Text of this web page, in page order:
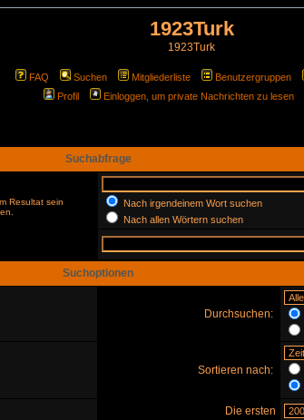
1923Turk
1923Turk
FAQ Suchen Mitgliederliste Benutzergruppen
Profil
Einloggen, um private Nachrichten zu lesen
Suchabfrage
Resultat sein
Nach irgendeinem Wort suchen
Nach allen Wörtern suchen
Suchoptionen
Durchsuchen:
Sortieren nach:
Die ersten